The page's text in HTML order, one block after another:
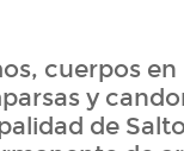
cuerpos
y
de